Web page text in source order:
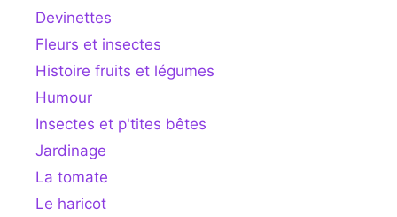
Devinettes
Fleurs et insectes
Histoire fruits et légumes
Humour
Insectes et p'tites bêtes
Jardinage
La tomate
Le haricot